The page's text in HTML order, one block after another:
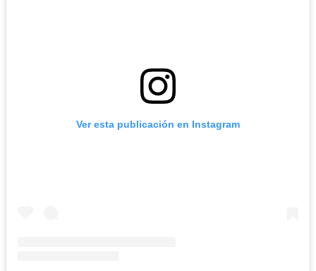
Ver esta publicación en Instagram